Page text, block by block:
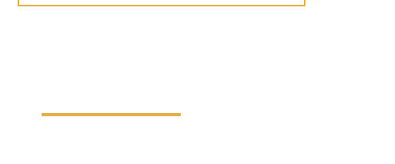
RESERVA AHORA
LE OFRECEMOS UN SERVICIO DE